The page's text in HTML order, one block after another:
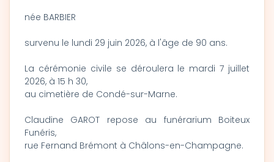
née BARBIER
survenu le lundi 29 juin 2026, à l'âge de 90 ans.
La cérémonie civile se déroulera le mardi 7 juillet
2026, à 15 h 30,
au cimetière de Condé-sur-Marne.
Claudine GAROT repose au funérarium Boiteux
Funéris,
rue Fernand Brémont à Châlons-en-Champagne.